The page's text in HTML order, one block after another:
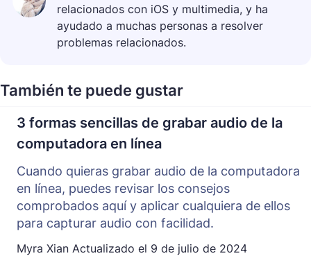
relacionados con iOS y multimedia, y ha
ayudado a muchas personas a resolver
problemas relacionados.
También te puede gustar
3 formas sencillas de grabar audio de la
computadora en línea
Cuando quieras grabar audio de la computadora
en línea, puedes revisar los consejos
comprobados aquí y aplicar cualquiera de ellos
para capturar audio con facilidad.
Myra Xian Actualizado el 9 de julio de 2024